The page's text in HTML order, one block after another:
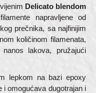
Delicato blendom
napravljene od
prečnika, sa najfinijim
količinom filamenata,
lakova, pružajući
lepkom na bazi epoxy
i omogućava dugotrajan i